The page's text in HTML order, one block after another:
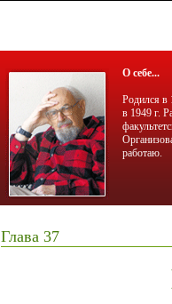
О себе...
Родился в
в 1949 г.
работаю.
Глава 37